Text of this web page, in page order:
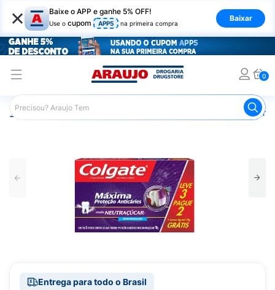
× Baixe o APP e ganhe 5% OFF!
Use o cupom APP5 na primeira compra
Baixar
0
Araujo Higiene Pessoal Pasta de Dente
Entrega para todo o Brasil